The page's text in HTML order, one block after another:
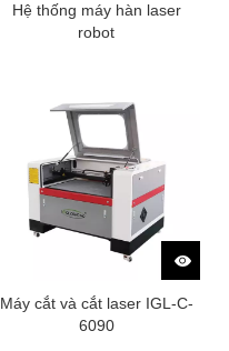
Hệ thống máy hàn laser
robot
Máy cắt và cắt laser IGL-C-
6090